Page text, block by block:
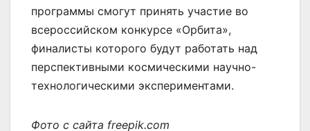
программы смогут принять участие во
всероссийском конкурсе «Орбита»,
финалисты которого будут работать над
перспективными космическими научно-
технологическими экспериментами.
Фото с сайта freepik.com